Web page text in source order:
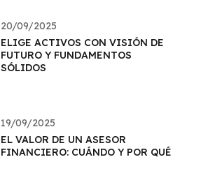
20/09/2025
ELIGE ACTIVOS CON VISIÓN DE
FUTURO Y FUNDAMENTOS
SÓLIDOS
19/09/2025
EL VALOR DE UN ASESOR
FINANCIERO: CUÁNDO Y POR QUÉ